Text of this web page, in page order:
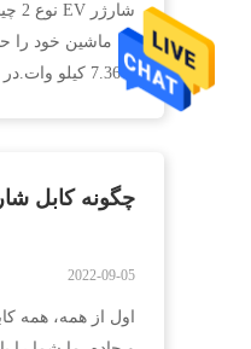
چگونه کابل
2022-09-05
اول از همه، همه